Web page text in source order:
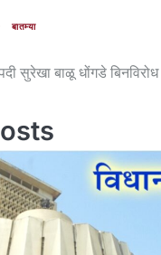
बातम्या
सुरेखा बाळू धोंगडे बिनविरोध